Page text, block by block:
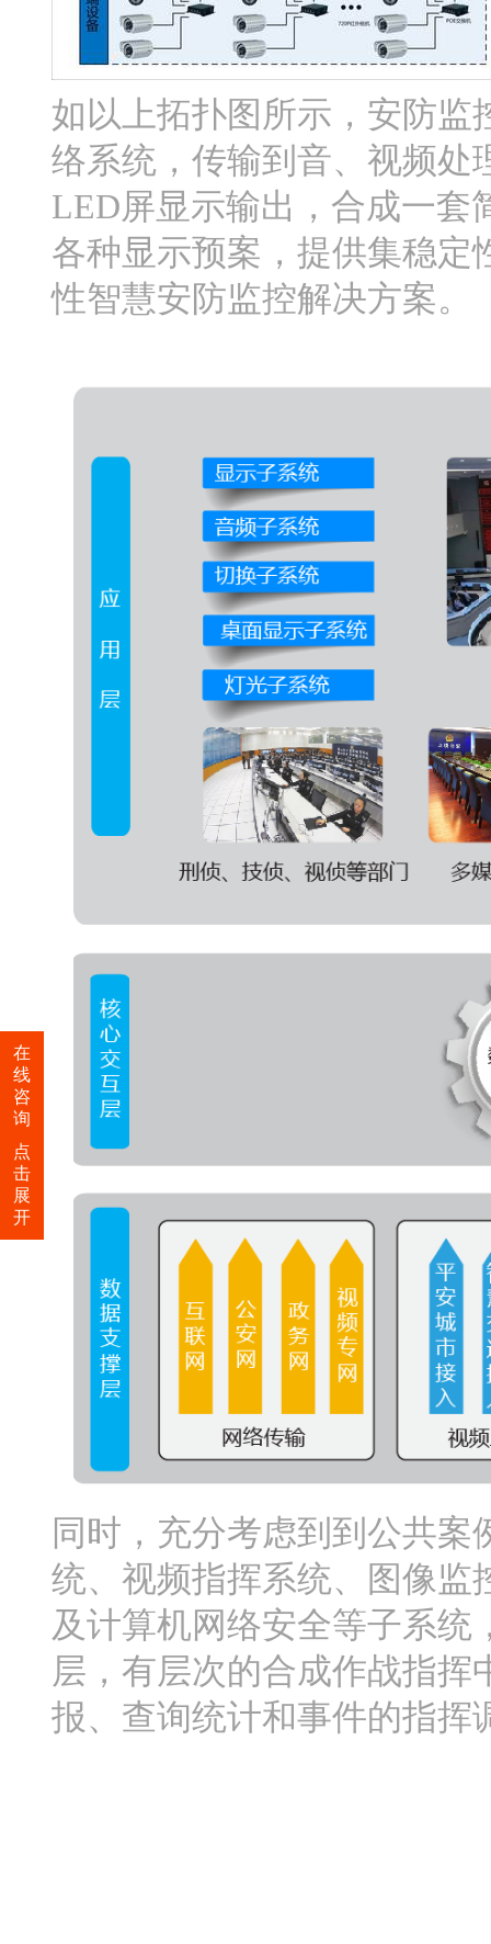
如以上拓扑图所示，安防监
络系统，传输到音、视频处
LED屏显示输出，合成一套
各种显示预案，提供集稳定
性智慧安防监控解决方案。
同时，充分考虑到到公共
统、视频指挥系统、图像监
及计算机网络安全等子系统
层，有层次的合成作战指
报、查询统计和事件的指挥
在
线
咨
询
点
击
展
开